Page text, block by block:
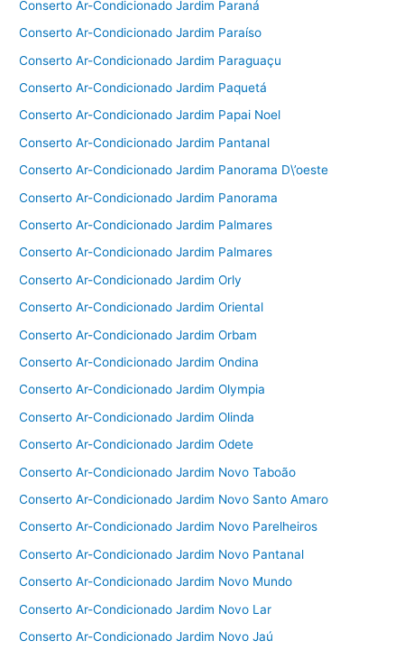
Conserto Ar-Condicionado Jardim Paraná
Conserto Ar-Condicionado Jardim Paraíso
Conserto Ar-Condicionado Jardim Paraguaçu
Conserto Ar-Condicionado Jardim Paquetá
Conserto Ar-Condicionado Jardim Papai Noel
Conserto Ar-Condicionado Jardim Pantanal
Conserto Ar-Condicionado Jardim Panorama D\’oeste
Conserto Ar-Condicionado Jardim Panorama
Conserto Ar-Condicionado Jardim Palmares
Conserto Ar-Condicionado Jardim Palmares
Conserto Ar-Condicionado Jardim Orly
Conserto Ar-Condicionado Jardim Oriental
Conserto Ar-Condicionado Jardim Orbam
Conserto Ar-Condicionado Jardim Ondina
Conserto Ar-Condicionado Jardim Olympia
Conserto Ar-Condicionado Jardim Olinda
Conserto Ar-Condicionado Jardim Odete
Conserto Ar-Condicionado Jardim Novo Taboão
Conserto Ar-Condicionado Jardim Novo Santo Amaro
Conserto Ar-Condicionado Jardim Novo Parelheiros
Conserto Ar-Condicionado Jardim Novo Pantanal
Conserto Ar-Condicionado Jardim Novo Mundo
Conserto Ar-Condicionado Jardim Novo Lar
Conserto Ar-Condicionado Jardim Novo Jaú